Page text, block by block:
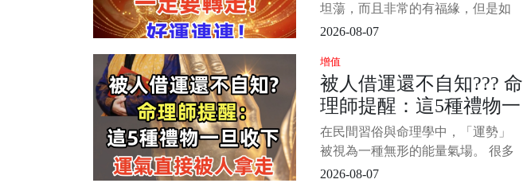
坦蕩，而且非常的有福緣，但是如
果生肖豬的時運不濟，在生活中可
頭。 8月開始運勢大旺，橫財賺千
萬，大富特富，運勢大漲收入翻
倍，想不發財都難。 屬豬的人心寬
體胖，沒有很多野心，容易知足，
但是偏偏就是這種性格，特別容易
得到財
2026-08-07
增值
被人借運還不自知??? 命
理師提醒：這5種禮物一
旦收下，運氣直接被人
拿走，千萬別不當回事
在民間習俗與命理學中，「運勢」
被視為一種無形的能量氣場。 很多
人常覺得莫名其妙開始倒楣、事事
2026-08-07